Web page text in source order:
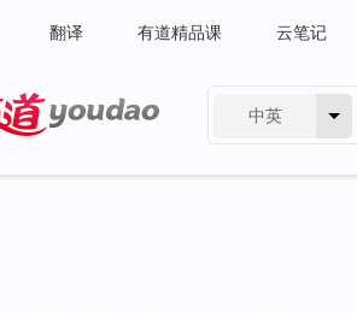
翻译 有道精品课 云笔记
中英